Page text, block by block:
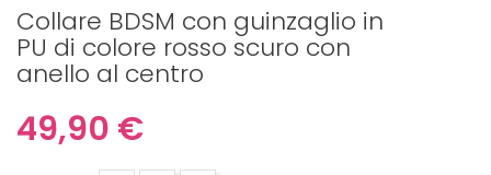
Collare BDSM con guinzaglio in
PU di colore rosso scuro con
anello al centro
49,90 €